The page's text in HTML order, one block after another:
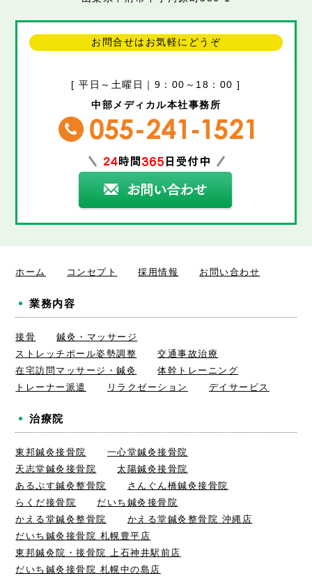
お問合せはお気軽にどうぞ
[ 平日～土曜日｜9：00～18：00 ]
中部メディカル本社事務所
ホーム コンセプト 採用情報 お問い合わせ
業務内容
接骨
鍼灸・マッサージ
ストレッチポール姿勢調整
交通事故治療
在宅訪問マッサージ・鍼灸
体幹トレーニング
トレーナー派遣
リラクゼーション デイサービス
治療院
東邦鍼灸接骨院
一心堂鍼灸接骨院
天志堂鍼灸接骨院
太陽鍼灸接骨院
あるぷす鍼灸整骨院
さんぐん橋鍼灸接骨院
らくだ接骨院
だいち鍼灸接骨院
かえる堂鍼灸整骨院
かえる堂鍼灸整骨院 沖縄店
だいち鍼灸接骨院 札幌豊平店
東邦鍼灸院・接骨院 上石神井駅前店
だいち鍼灸接骨院 札幌中の島店